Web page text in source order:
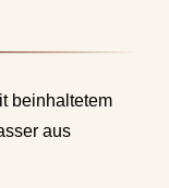
beinhaltetem
aus